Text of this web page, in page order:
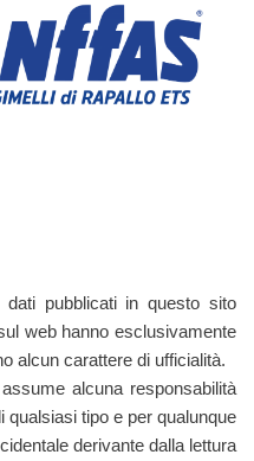
pubblicati in questo sito
web hanno esclusivamente
alcun carattere di ufficialità.
alcuna responsabilità
qualsiasi tipo e per qualunque
derivante dalla lettura